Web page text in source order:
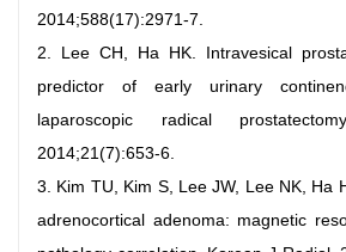
2014;588(17):2971-7.
2. Lee CH, Ha HK. Intravesical
predictor of early urinary
laparoscopic radical
2014;21(7):653-6.
3. Kim TU, Kim S, Lee JW, Lee NK, Ha
adrenocortical adenoma: magnetic